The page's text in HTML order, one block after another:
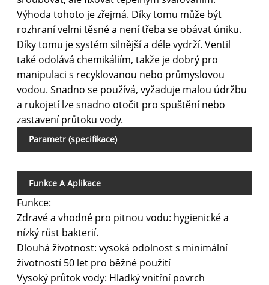
Výhoda tohoto je zřejmá. Díky tomu může být
rozhraní velmi těsné a není třeba se obávat úniku.
Díky tomu je systém silnější a déle vydrží. Ventil
také odolává chemikáliím, takže je dobrý pro
manipulaci s recyklovanou nebo průmyslovou
vodou. Snadno se používá, vyžaduje malou údržbu
a rukojetí lze snadno otočit pro spuštění nebo
zastavení průtoku vody.
Parametr (specifikace)
Funkce A Aplikace
Funkce:
Zdravé a vhodné pro pitnou vodu: hygienické a
nízký růst bakterií.
Dlouhá životnost: vysoká odolnost s minimální
životností 50 let pro běžné použití
Vysoký průtok vody: Hladký vnitřní povrch